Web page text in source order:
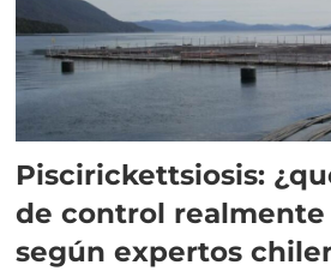
Piscirickettsiosis:
de control
según expertos